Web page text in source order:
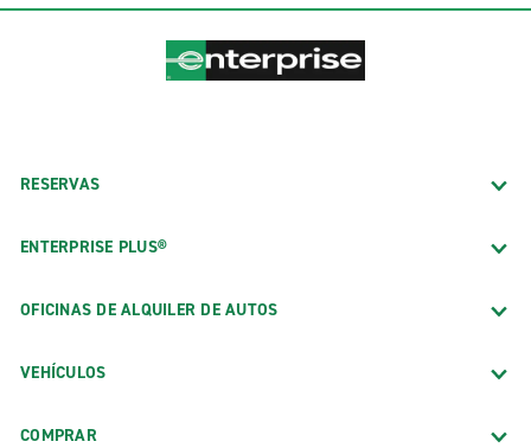
RESERVAS
ENTERPRISE PLUS®
OFICINAS DE ALQUILER DE AUTOS
VEHÍCULOS
COMPRAR